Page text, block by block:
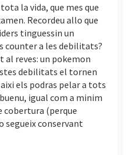
la vida, que mes que
Recordeu allo que
tinguessin un
counter a les debilitats?
al reves: un pokemon
debilitats el tornen
els podras pelar a tots
igual com a minim
cobertura (perque
segueix conservant